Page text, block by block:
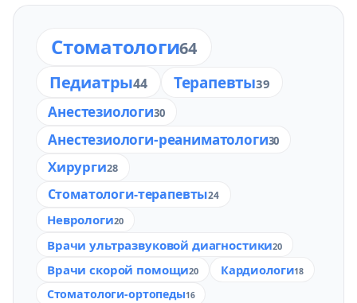
Стоматологи64
Педиатры44 Терапевты39
Анестезиологи30
Анестезиологи-реаниматологи30
Хирурги28
Стоматологи-терапевты24
Неврологи20
Врачи ультразвуковой диагностики20
Врачи скорой помощи20 Кардиологи18
Стоматологи-ортопеды16